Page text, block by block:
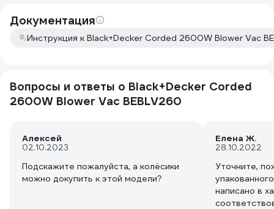
Документация
Инструкция к Black+Decker Corded 2600W Blower Vac
Вопросы и ответы о Black+Decker Corded
2600W Blower Vac BEBLV260
Алексей
02.10.2023
Подскажите пожалуйста, а колёсики
можно докупить к этой модели?
Елена Ж.
28.10.2022
Уточните,
написано в